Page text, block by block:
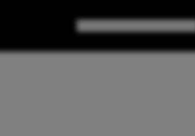
GAMES GEAR GEEK CULTURE